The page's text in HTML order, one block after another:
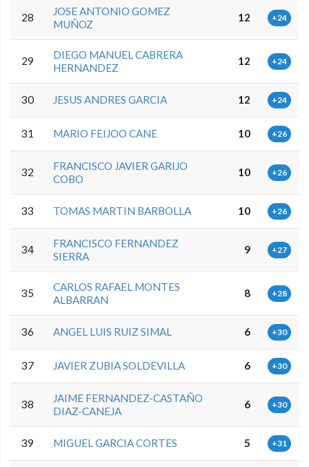
28
JOSE ANTONIO GOMEZ
MUÑOZ
12 +24
29
DIEGO MANUEL CABRERA
HERNANDEZ
12 +24
30 JESUS ANDRES GARCIA 12 +24
31 MARIO FEIJOO CANE 10 +26
32
FRANCISCO JAVIER GARIJO
COBO
10 +26
33 TOMAS MARTIN BARBOLLA 10 +26
34
FRANCISCO FERNANDEZ
SIERRA
9 +27
35
CARLOS RAFAEL MONTES
ALBARRAN
8 +28
36 ANGEL LUIS RUIZ SIMAL 6 +30
37 JAVIER ZUBIA SOLDEVILLA 6 +30
38
JAIME FERNANDEZ-CASTAÑO
DIAZ-CANEJA
6 +30
39 MIGUEL GARCIA CORTES 5 +31